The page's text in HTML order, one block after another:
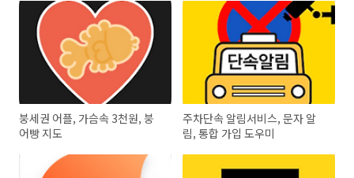
붕세권 어플, 가슴속 3천원, 붕
어빵 지도
주차단속 알림서비스, 문자 알
림, 통합 가입 도우미